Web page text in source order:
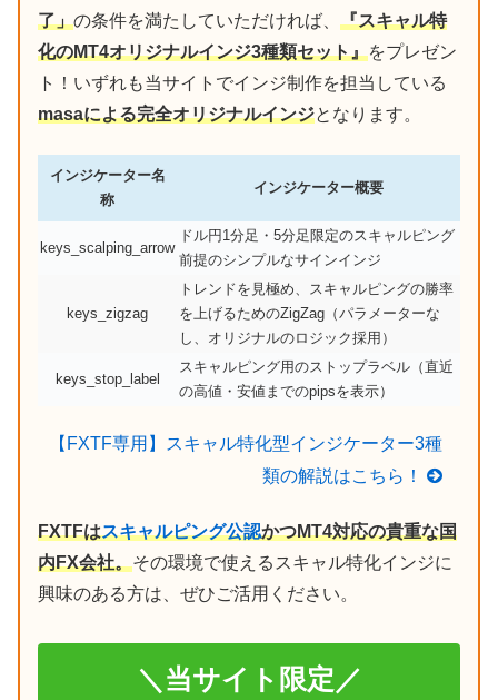
了」の条件を満たしていただければ、 『スキャル特
化のMT4オリジナルインジ3種類セット』をプレゼン
ト！いずれも当サイトでインジ制作を担当している
masaによる完全オリジナルインジとなります。
インジケーター名
称
インジケーター概要
keys_scalping_arrow
ドル円1分足・5分足限定のスキャルピング
前提のシンプルなサインインジ
keys_zigzag
トレンドを見極め、スキャルピングの勝率
を上げるためのZigZag（パラメーターな
し、オリジナルのロジック採用）
keys_stop_label
スキャルピング用のストップラベル（直近
の高値・安値までのpipsを表示）
【FXTF専用】スキャル特化型インジケーター3種
類の解説はこちら！
FXTFはスキャルピング公認かつMT4対応の貴重な国
内FX会社。その環境で使えるスキャル特化インジに
興味のある方は、ぜひご活用ください。
＼当サイト限定／